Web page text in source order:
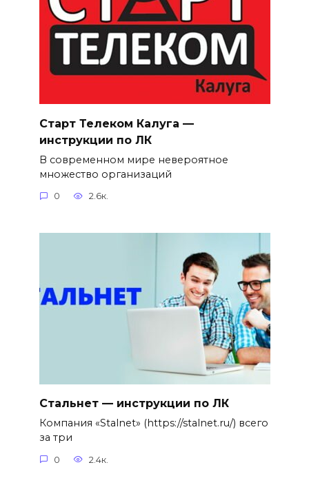
Старт Телеком Калуга —
инструкции по ЛК
В современном мире невероятное
множество организаций
0 2.6к.
Стальнет — инструкции по ЛК
Компания «Stalnet» (https://stalnet.ru/) всего
за три
0 2.4к.